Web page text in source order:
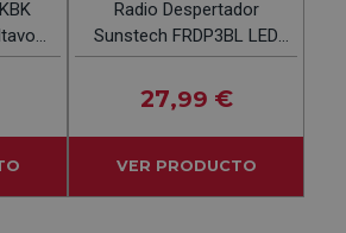
Radio Despertador
Sunstech FRDP3BL LED
1.2" Azul USB FM
27,99 €
VER PRODUCTO